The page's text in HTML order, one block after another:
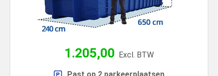
1.205,00 Excl. BTW